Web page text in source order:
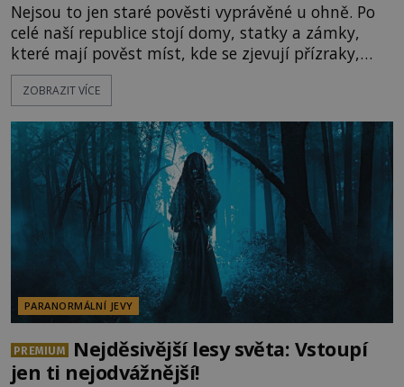
Nejsou to jen staré pověsti vyprávěné u ohně. Po
celé naší republice stojí domy, statky a zámky,
které mají pověst míst, kde se zjevují přízraky,
ozývají nevysvětlitelné zvuky nebo se dějí podivné
jevy. Zatímco historici většinou hledají racionální
lokality vykazují nápadně podobná svědectví po
celé generace. A právě tato opakující se svědectví
ZOBRAZIT VÍCE
PARANORMÁLNÍ JEVY
PREMIUM
Nejděsivější lesy světa: Vstoupí
jen ti nejodvážnější!